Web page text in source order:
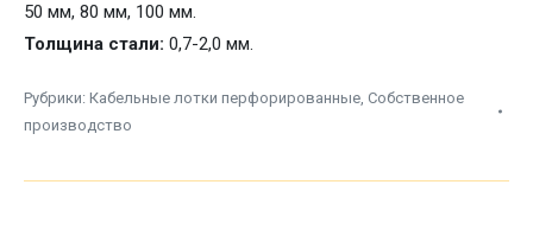
50 мм, 80 мм, 100 мм.
Толщина стали: 0,7-2,0 мм.
Рубрики: Кабельные лотки перфорированные, Собственное
производство